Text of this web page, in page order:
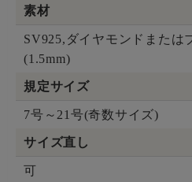
素材
SV925,ダイヤモンドまたは
(1.5mm)
規定サイズ
7号～21号(奇数サイズ)
サイズ直し
可